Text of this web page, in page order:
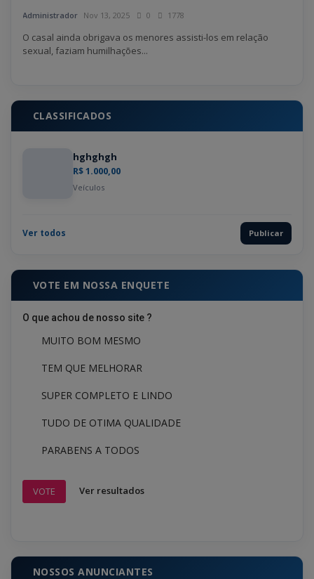
Administrador Nov 13, 2025 0 1778
O casal ainda obrigava os menores assisti-los em relação
sexual, faziam humilhações...
CLASSIFICADOS
hghghgh
R$ 1.000,00
Veículos
Ver todos Publicar
VOTE EM NOSSA ENQUETE
O que achou de nosso site ?
MUITO BOM MESMO
TEM QUE MELHORAR
SUPER COMPLETO E LINDO
TUDO DE OTIMA QUALIDADE
PARABENS A TODOS
VOTE Ver resultados
NOSSOS ANUNCIANTES